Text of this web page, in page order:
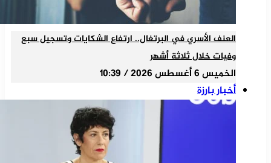
العنف الأسري في البرتغال.. ارتفاع الشكايات وتسجيل سبع
وفيات خلال ثلاثة أشهر
الخميس 6 أغسطس 2026 / 10:39
أخبار بارزة